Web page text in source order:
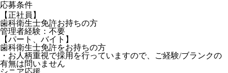
応募条件
【正社員】
歯科衛生士免許お持ちの方
管理者経験：不要
【パート、バイト】
歯科衛生士免許をお持ちの方
・お人柄重視で採用を行っていますので、ご経験/ブランクの
有無は問いません